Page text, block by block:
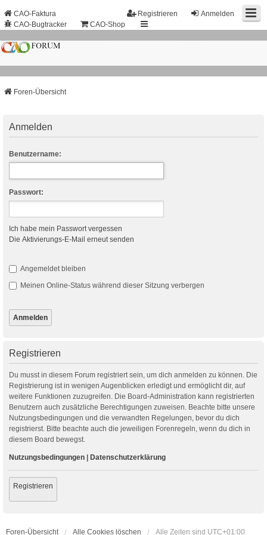
Anmelden
Registrieren
CAO-Faktura
CAO-Bugtracker
CAO-Shop
Foren-Übersicht
Anmelden
Benutzername:
Passwort:
Ich habe mein Passwort vergessen
Die Aktivierungs-E-Mail erneut senden
Angemeldet bleiben
Meinen Online-Status während dieser Sitzung verbergen
Registrieren
Du musst in diesem Forum registriert sein, um dich anmelden zu können. Die
Registrierung ist in wenigen Augenblicken erledigt und ermöglicht dir, auf
weitere Funktionen zuzugreifen. Die Board-Administration kann registrierten
Benutzern auch zusätzliche Berechtigungen zuweisen. Beachte bitte unsere
Nutzungsbedingungen und die verwandten Regelungen, bevor du dich
registrierst. Bitte beachte auch die jeweiligen Forenregeln, wenn du dich in
diesem Board bewegst.
Nutzungsbedingungen | Datenschutzerklärung
Registrieren
Foren-Übersicht Alle Cookies löschen Alle Zeiten sind UTC+01:00